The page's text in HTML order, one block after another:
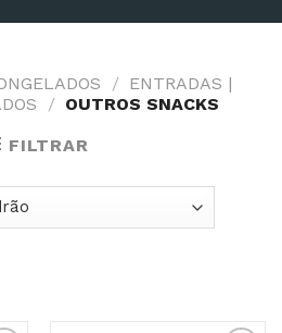
/ ENTRADAS |
/ OUTROS SNACKS
FILTRAR